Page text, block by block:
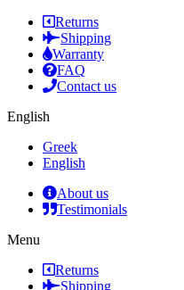
Returns
Shipping
Warranty
FAQ
Contact us
English
Greek
English
About us
Testimonials
Menu
Returns
Shipping